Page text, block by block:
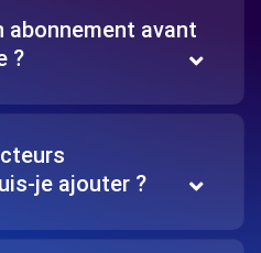
abonnement avant
?
je ajouter ?